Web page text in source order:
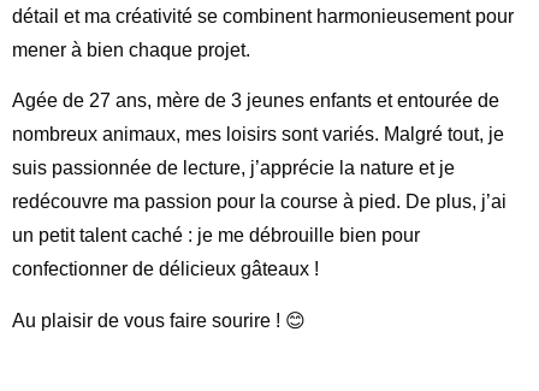
détail et ma créativité se combinent harmonieusement pour
mener à bien chaque projet.
Agée de 27 ans, mère de 3 jeunes enfants et entourée de
nombreux animaux, mes loisirs sont variés. Malgré tout, je
suis passionnée de lecture, j’apprécie la nature et je
redécouvre ma passion pour la course à pied. De plus, j’ai
un petit talent caché : je me débrouille bien pour
confectionner de délicieux gâteaux !
Au plaisir de vous faire sourire ! 😊